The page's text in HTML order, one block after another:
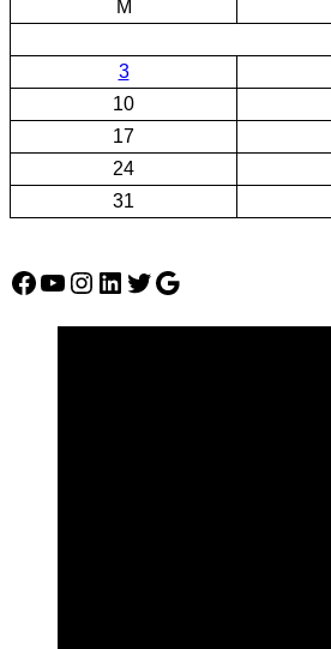
M
3
10
17
24
31
Facebook
YouTube
Instagram
LinkedIn
Twitter
Google